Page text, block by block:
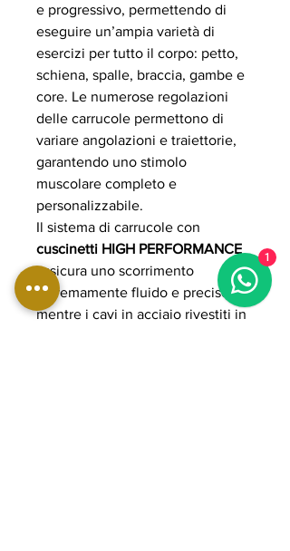
e progressivo, permettendo di
eseguire un’ampia varietà di
esercizi per tutto il corpo: petto,
schiena, spalle, braccia, gambe e
core. Le numerose regolazioni
delle carrucole permettono di
variare angolazioni e traiettorie,
garantendo uno stimolo
muscolare completo e
personalizzabile.
Il sistema di carrucole con
cuscinetti HIGH PERFORMANCE
assicura uno scorrimento
estremamente fluido e preciso,
mentre i cavi in acciaio rivestiti in
1